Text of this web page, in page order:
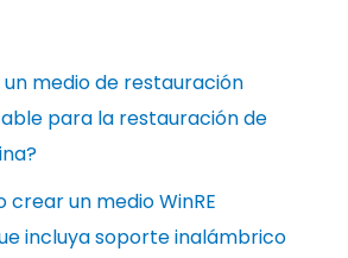
medio de restauración
para la restauración de
crear un medio WinRE
incluya soporte inalámbrico